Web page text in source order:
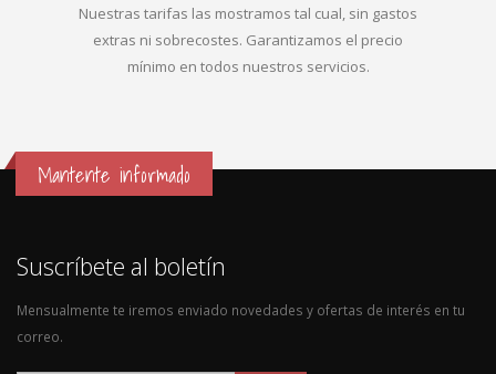
Nuestras tarifas las mostramos tal cual, sin gastos
extras ni sobrecostes. Garantizamos el precio
mínimo en todos nuestros servicios.
Mantente informado
Suscríbete al boletín
Mensualmente te iremos enviado novedades y ofertas de interés en tu
correo.